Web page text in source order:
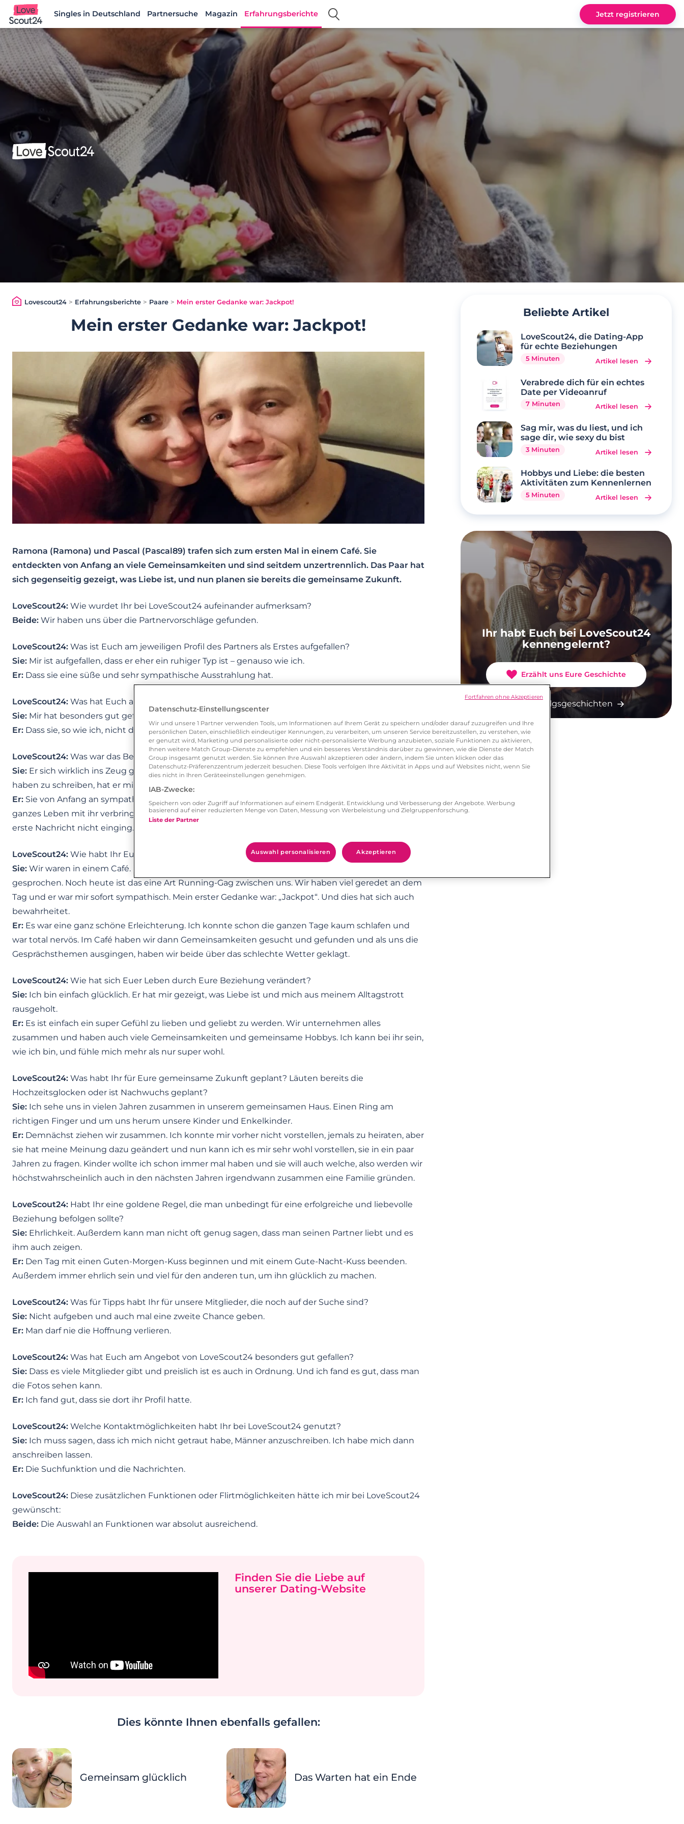
Lovescout24
Singles in Deutschland Partnersuche Magazin Erfahrungsberichte Jetzt registrieren
Lovescout24> Erfahrungsberichte > Paare > Mein erster Gedanke war: Jackpot!
Mein erster Gedanke war: Jackpot!
Ramona (Ramona) und Pascal (Pascal89) trafen sich zum ersten Mal in einem Café. Sie
entdeckten von Anfang an viele Gemeinsamkeiten und sind seitdem unzertrennlich. Das Paar hat
sich gegenseitig gezeigt, was Liebe ist, und nun planen sie bereits die gemeinsame Zukunft.
LoveScout24: Wie wurdet Ihr bei LoveScout24 aufeinander aufmerksam?
Beide: Wir haben uns über die Partnervorschläge gefunden.
LoveScout24: Was ist Euch am jeweiligen Profil des Partners als Erstes aufgefallen?
Sie: Mir ist aufgefallen, dass er eher ein ruhiger Typ ist – genauso wie ich.
Er: Dass sie eine süße und sehr sympathische Ausstrahlung hat.
LoveScout24: Was hat Euch am jeweiligen Profil des Partners am besten gefallen?
Sie: Mir hat besonders gut gefallen, dass er gerne mehr reisen möchte, und natürlich seine Fotos.
Er: Dass sie, so wie ich, nicht der Partytyp ist, aber dafür auch auf Serien steht.
LoveScout24: Was war das Besondere an Eurem Online-Flirt?
Sie: Er sich wirklich ins Zeug gelegt hat, mich kennenzulernen. Und nachdem wir dann angefangen
haben zu schreiben, hat er mir immer besser gefallen.
Er: Sie von Anfang an sympathisch auf mich wirkte und mir das Gefühl gegeben hat, dass ich mein
ganzes Leben mit ihr verbringen könnte. Weshalb ich auch nicht aufgeben konnte, als sie auf meine
erste Nachricht nicht einging.
LoveScout24: Wie habt Ihr Euer erstes persönliches Treffen erlebt?
Sie: Wir waren in einem Café. Das Wetter war echt mies und wir haben in den Redepausen darüber
gesprochen. Noch heute ist das eine Art Running-Gag zwischen uns. Wir haben viel geredet an dem
Tag und er war mir sofort sympathisch. Mein erster Gedanke war: „Jackpot“. Und dies hat sich auch
bewahrheitet.
Er: Es war eine ganz schöne Erleichterung. Ich konnte schon die ganzen Tage kaum schlafen und
war total nervös. Im Café haben wir dann Gemeinsamkeiten gesucht und gefunden und als uns die
Gesprächsthemen ausgingen, haben wir beide über das schlechte Wetter geklagt.
LoveScout24: Wie hat sich Euer Leben durch Eure Beziehung verändert?
Sie: Ich bin einfach glücklich. Er hat mir gezeigt, was Liebe ist und mich aus meinem Alltagstrott
rausgeholt.
Er: Es ist einfach ein super Gefühl zu lieben und geliebt zu werden. Wir unternehmen alles
zusammen und haben auch viele Gemeinsamkeiten und gemeinsame Hobbys. Ich kann bei ihr sein,
wie ich bin, und fühle mich mehr als nur super wohl.
LoveScout24: Was habt Ihr für Eure gemeinsame Zukunft geplant? Läuten bereits die
Hochzeitsglocken oder ist Nachwuchs geplant?
Sie: Ich sehe uns in vielen Jahren zusammen in unserem gemeinsamen Haus. Einen Ring am
richtigen Finger und um uns herum unsere Kinder und Enkelkinder.
Er: Demnächst ziehen wir zusammen. Ich konnte mir vorher nicht vorstellen, jemals zu heiraten, aber
sie hat meine Meinung dazu geändert und nun kann ich es mir sehr wohl vorstellen, sie in ein paar
Jahren zu fragen. Kinder wollte ich schon immer mal haben und sie will auch welche, also werden wir
höchstwahrscheinlich auch in den nächsten Jahren irgendwann zusammen eine Familie gründen.
LoveScout24: Habt Ihr eine goldene Regel, die man unbedingt für eine erfolgreiche und liebevolle
Beziehung befolgen sollte?
Sie: Ehrlichkeit. Außerdem kann man nicht oft genug sagen, dass man seinen Partner liebt und es
ihm auch zeigen.
Er: Den Tag mit einen Guten-Morgen-Kuss beginnen und mit einem Gute-Nacht-Kuss beenden.
Außerdem immer ehrlich sein und viel für den anderen tun, um ihn glücklich zu machen.
LoveScout24: Was für Tipps habt Ihr für unsere Mitglieder, die noch auf der Suche sind?
Sie: Nicht aufgeben und auch mal eine zweite Chance geben.
Er: Man darf nie die Hoffnung verlieren.
LoveScout24: Was hat Euch am Angebot von LoveScout24 besonders gut gefallen?
Sie: Dass es viele Mitglieder gibt und preislich ist es auch in Ordnung. Und ich fand es gut, dass man
die Fotos sehen kann.
Er: Ich fand gut, dass sie dort ihr Profil hatte.
LoveScout24: Welche Kontaktmöglichkeiten habt Ihr bei LoveScout24 genutzt?
Sie: Ich muss sagen, dass ich mich nicht getraut habe, Männer anzuschreiben. Ich habe mich dann
anschreiben lassen.
Er: Die Suchfunktion und die Nachrichten.
LoveScout24: Diese zusätzlichen Funktionen oder Flirtmöglichkeiten hätte ich mir bei LoveScout24
gewünscht:
Beide: Die Auswahl an Funktionen war absolut ausreichend.
Finden Sie die Liebe auf
unserer Dating-Website
Dies könnte Ihnen ebenfalls gefallen:
Gemeinsam glücklich Das Warten hat ein Ende
Beliebte Artikel
LoveScout24, die Dating-App
für echte Beziehungen
5 Minuten Artikel lesen
Verabrede dich für ein echtes
Date per Videoanruf
7 Minuten Artikel lesen
Sag mir, was du liest, und ich
sage dir, wie sexy du bist
3 Minuten Artikel lesen
Hobbys und Liebe: die besten
Aktivitäten zum Kennenlernen
5 Minuten Artikel lesen
Ihr habt Euch bei LoveScout24
kennengelernt?
Erzählt uns Eure Geschichte
Mehr Erfolgsgeschichten
Datenschutz-Einstellungscenter
Wir und unsere 1 Partner verwenden Tools, um Informationen auf Ihrem Gerät zu speichern und/oder darauf zuzugreifen und Ihre
persönlichen Daten, einschließlich eindeutiger Kennungen, zu verarbeiten, um unseren Service bereitzustellen, zu verstehen, wie
er genutzt wird, Marketing und personalisierte oder nicht-personalisierte Werbung anzubieten, soziale Funktionen zu aktivieren,
Ihnen weitere Match Group-Dienste zu empfehlen und ein besseres Verständnis darüber zu gewinnen, wie die Dienste der Match
Group insgesamt genutzt werden. Sie können Ihre Auswahl akzeptieren oder ändern, indem Sie unten klicken oder das
Datenschutz-Präferenzzentrum jederzeit besuchen. Diese Tools verfolgen Ihre Aktivität in Apps und auf Websites nicht, wenn Sie
dies nicht in Ihren Geräteeinstellungen genehmigen.
IAB-Zwecke:
Speichern von oder Zugriff auf Informationen auf einem Endgerät. Entwicklung und Verbesserung der Angebote. Werbung
basierend auf einer reduzierten Menge von Daten, Messung von Werbeleistung und Zielgruppenforschung.
Liste der Partner
Auswahl personalisieren Akzeptieren
Fortfahren ohne Akzeptieren